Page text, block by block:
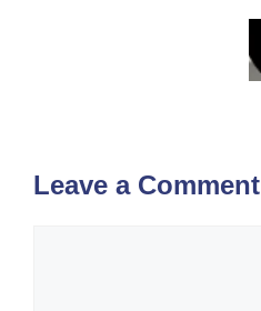
Leave a Comment